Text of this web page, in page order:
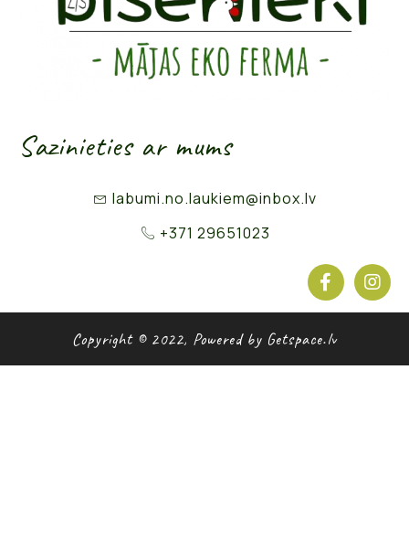
Sazinieties ar mums
labumi.no.laukiem@inbox.lv
+371 29651023
Copyright © 2022, Powered by Getspace.lv